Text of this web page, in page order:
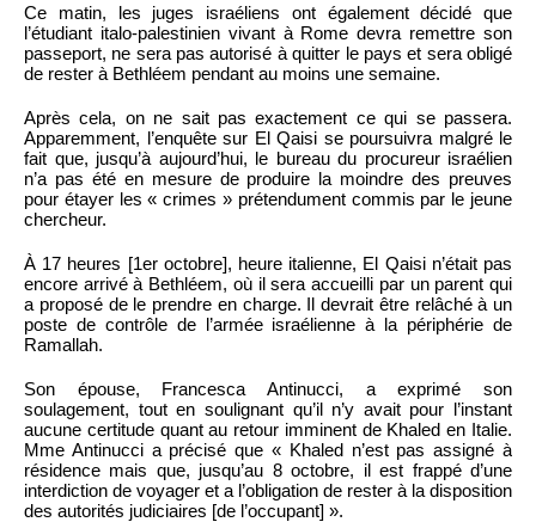
Ce matin, les juges israéliens ont également décidé que
l’étudiant italo-palestinien vivant à Rome devra remettre son
passeport, ne sera pas autorisé à quitter le pays et sera obligé
de rester à Bethléem pendant au moins une semaine.
Après cela, on ne sait pas exactement ce qui se passera.
Apparemment, l’enquête sur El Qaisi se poursuivra malgré le
fait que, jusqu’à aujourd’hui, le bureau du procureur israélien
n’a pas été en mesure de produire la moindre des preuves
pour étayer les « crimes » prétendument commis par le jeune
chercheur.
À 17 heures [1er octobre], heure italienne, El Qaisi n’était pas
encore arrivé à Bethléem, où il sera accueilli par un parent qui
a proposé de le prendre en charge. Il devrait être relâché à un
poste de contrôle de l’armée israélienne à la périphérie de
Ramallah.
Son épouse, Francesca Antinucci, a exprimé son
soulagement, tout en soulignant qu’il n’y avait pour l’instant
aucune certitude quant au retour imminent de Khaled en Italie.
Mme Antinucci a précisé que « Khaled n’est pas assigné à
résidence mais que, jusqu’au 8 octobre, il est frappé d’une
interdiction de voyager et a l’obligation de rester à la disposition
des autorités judiciaires [de l’occupant] ».